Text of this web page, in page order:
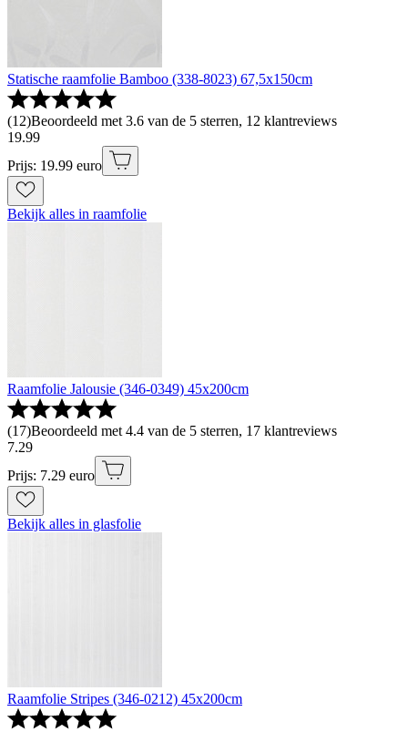
Statische raamfolie Bamboo (338-8023) 67,5x150cm
(12)Beoordeeld met 3.6 van de 5 sterren, 12 klantreviews
19.99
Prijs: 19.99 euro
Bekijk alles in raamfolie
Raamfolie Jalousie (346-0349) 45x200cm
(17)Beoordeeld met 4.4 van de 5 sterren, 17 klantreviews
7.29
Prijs: 7.29 euro
Bekijk alles in glasfolie
Raamfolie Stripes (346-0212) 45x200cm